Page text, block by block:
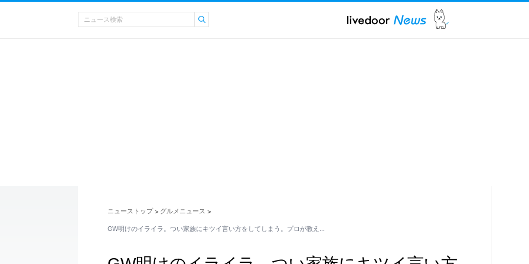
ニューストップ > グルメニュース >
GW明けのイライラ。つい家族にキツイ言い方をしてしまう。プロが教え…